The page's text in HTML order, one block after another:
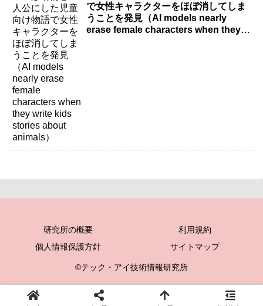
で女性キャラクターをほぼ消してしま
うことを発見（AI models nearly
erase female characters when they
研究所の概要
利用規約
個人情報保護方針
サイトマップ
©テック・アイ技術情報研究所